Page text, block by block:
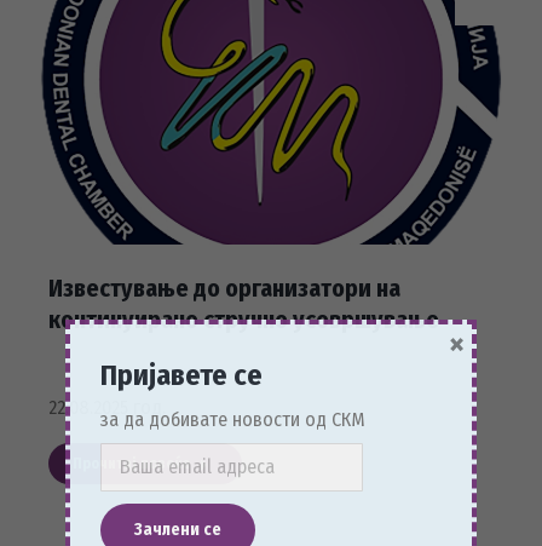
Известување до организатори на
континуирано стручно усовршување
22.08.2025 год.
Прочитај повеќе
Пријавете се
за да добивате новости од СКМ
×